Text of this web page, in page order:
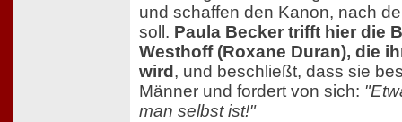
und schaffen den Kanon, nach
soll. Paula Becker trifft hier die
Westhoff (Roxane Duran), die
wird , und beschließt, dass sie
Männer und fordert von sich:
man selbst ist!"